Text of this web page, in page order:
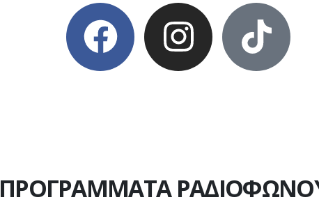
ΠΡΟΓΡΑΜΜΑΤΑ